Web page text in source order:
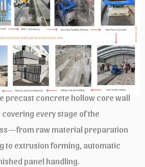
precast concrete hollow core wall
every stage of the
raw material preparation
to extrusion forming, automatic
panel handling.